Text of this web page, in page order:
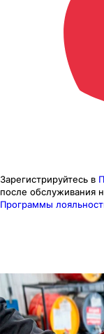
Зарегистрируйтесь в
после обслуживания
Программы